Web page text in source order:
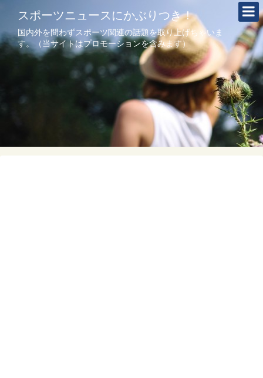
スポーツニュースにかぶりつき！
国内外を問わずスポーツ関連の話題を取り上げちゃいま
す。（当サイトはプロモーションを含みます）